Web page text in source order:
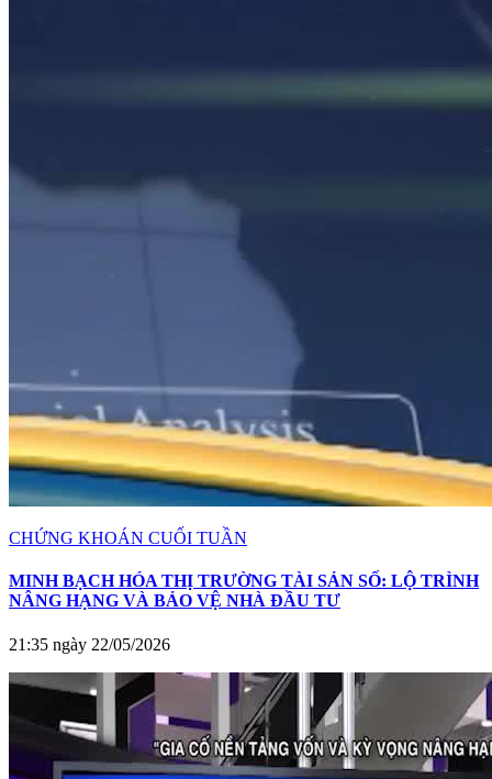
CHỨNG KHOÁN CUỐI TUẦN
MINH BẠCH HÓA THỊ TRƯỜNG TÀI SẢN SỐ: LỘ TRÌNH
NÂNG HẠNG VÀ BẢO VỆ NHÀ ĐẦU TƯ
21:35 ngày 22/05/2026